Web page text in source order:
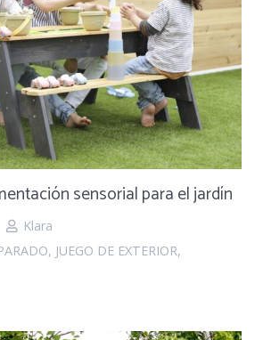
sensorial para el jardín
Klara
, JUEGO DE EXTERIOR,